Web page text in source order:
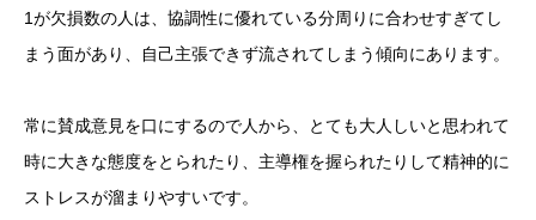
1が欠損数の人は、協調性に優れている分周りに合わせすぎてし
まう面があり、自己主張できず流されてしまう傾向にあります。
常に賛成意見を口にするので人から、とても大人しいと思われて
時に大きな態度をとられたり、主導権を握られたりして精神的に
ストレスが溜まりやすいです。